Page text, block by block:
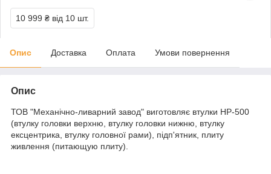
10 999 ₴ від 10 шт.
Опис Доставка Оплата Умови повернення
Опис
ТОВ "Механічно-ливарний завод" виготовляє втулки HP-500
(втулку головки верхню, втулку головки нижню, втулку
ексцентрика, втулку головної рами), підп'ятник, плиту
живлення (питающую плиту).